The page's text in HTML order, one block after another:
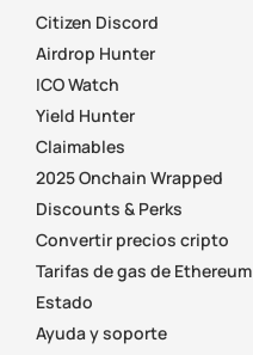
Citizen Discord
Airdrop Hunter
ICO Watch
Yield Hunter
Claimables
2025 Onchain Wrapped
Discounts & Perks
Convertir precios cripto
Tarifas de gas de Ethereum
Estado
Ayuda y soporte